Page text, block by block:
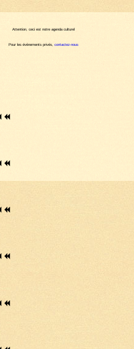
Attention, ceci est notre agenda culturel
Pour les évènements privés, contactez-nous